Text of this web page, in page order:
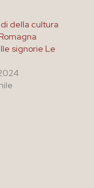
della cultura
signorie Le